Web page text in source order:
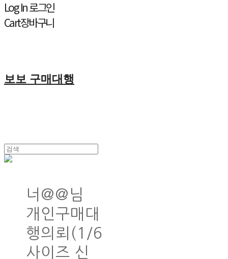
Log In로그인
Cart장바구니
보보 구매대행
너@@님
개인구매대
행의뢰(1/6
사이즈 신